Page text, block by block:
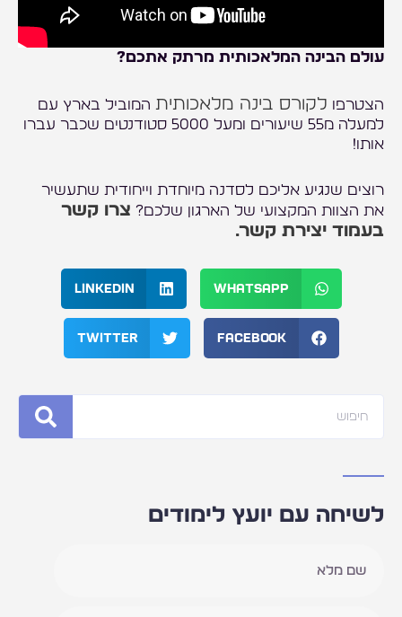
עולם הבינה המלאכותית מרתק אתכם?
הצטרפו לקורס בינה מלאכותית המוביל בארץ עם
למעלה מ55 שיעורים ומעל 5000 סטודנטים שכבר עברו
אותו!
רוצים שנגיע אליכם לסדנה מיוחדת וייחודית שתעשיר
את הצוות המקצועי של הארגון שלכם? צרו קשר
בעמוד יצירת קשר.
WhatsApp
LinkedIn
Facebook
Twitter
לשיחה עם יועץ לימודים